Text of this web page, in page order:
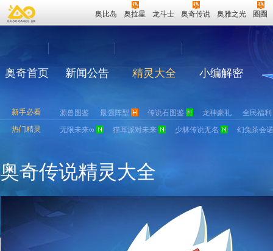
奥比岛 奥拉星 龙斗士 奥奇传说 奥雅之光 圈圈
奥奇首页 新闻公告 精灵大全 小编解密
新手必看 源兽图鉴 最强阵型 传说石图鉴 龙神豪礼
全民福利
热门精灵
无限未来∞ 猫耳派对未来 少林传说无名 幻兔茶会
奥奇传说精灵大全